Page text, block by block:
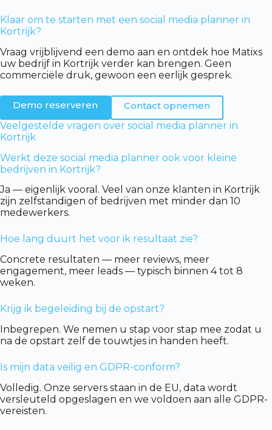
Klaar om te starten met een social media planner in
Kortrijk?
Vraag vrijblijvend een demo aan en ontdek hoe Matixs
uw bedrijf in Kortrijk verder kan brengen. Geen
commerciële druk, gewoon een eerlijk gesprek.
Demo reserveren
Contact opnemen
Veelgestelde vragen over social media planner in
Kortrijk
Werkt deze social media planner ook voor kleine
bedrijven in Kortrijk?
Ja — eigenlijk vooral. Veel van onze klanten in Kortrijk
zijn zelfstandigen of bedrijven met minder dan 10
medewerkers.
Hoe lang duurt het voor ik resultaat zie?
Concrete resultaten — meer reviews, meer
engagement, meer leads — typisch binnen 4 tot 8
weken.
Krijg ik begeleiding bij de opstart?
Inbegrepen. We nemen u stap voor stap mee zodat u
na de opstart zelf de touwtjes in handen heeft.
Is mijn data veilig en GDPR-conform?
Volledig. Onze servers staan in de EU, data wordt
versleuteld opgeslagen en we voldoen aan alle GDPR-
vereisten.